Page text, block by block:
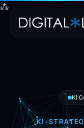
⁂
KI
KI-